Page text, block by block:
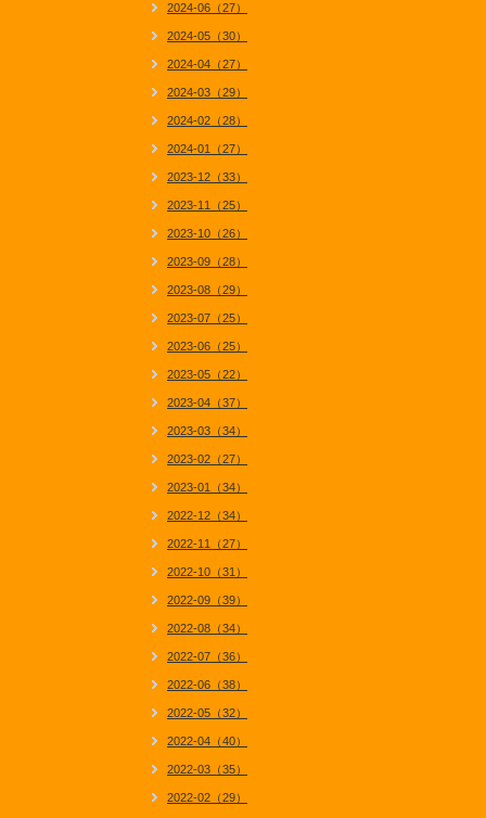
2024-06（27）
2024-05（30）
2024-04（27）
2024-03（29）
2024-02（28）
2024-01（27）
2023-12（33）
2023-11（25）
2023-10（26）
2023-09（28）
2023-08（29）
2023-07（25）
2023-06（25）
2023-05（22）
2023-04（37）
2023-03（34）
2023-02（27）
2023-01（34）
2022-12（34）
2022-11（27）
2022-10（31）
2022-09（39）
2022-08（34）
2022-07（36）
2022-06（38）
2022-05（32）
2022-04（40）
2022-03（35）
2022-02（29）